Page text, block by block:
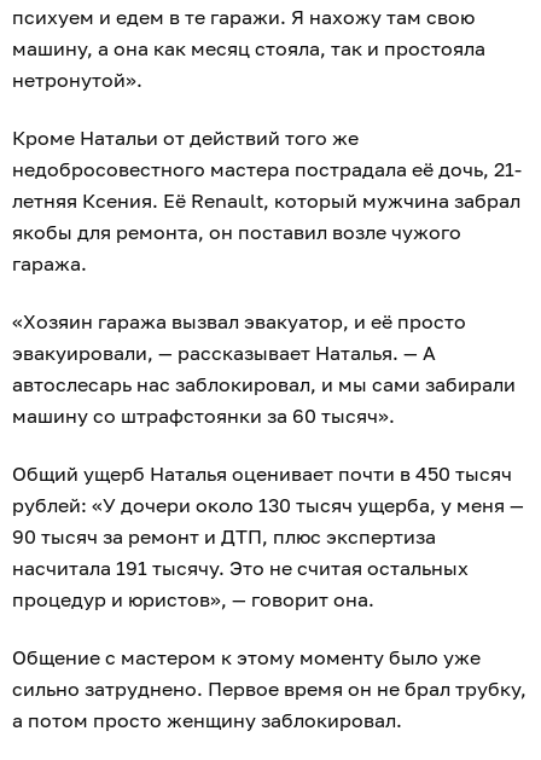
психуем и едем в те гаражи. Я нахожу там свою
машину, а она как месяц стояла, так и простояла
нетронутой».
Кроме Натальи от действий того же
недобросовестного мастера пострадала её дочь, 21-
летняя Ксения. Её Renault, который мужчина забрал
якобы для ремонта, он поставил возле чужого
гаража.
«Хозяин гаража вызвал эвакуатор, и её просто
эвакуировали, — рассказывает Наталья. — А
автослесарь нас заблокировал, и мы сами забирали
машину со штрафстоянки за 60 тысяч».
Общий ущерб Наталья оценивает почти в 450 тысяч
рублей: «У дочери около 130 тысяч ущерба, у меня —
90 тысяч за ремонт и ДТП, плюс экспертиза
насчитала 191 тысячу. Это не считая остальных
процедур и юристов», — говорит она.
Общение с мастером к этому моменту было уже
сильно затруднено. Первое время он не брал трубку,
а потом просто женщину заблокировал.